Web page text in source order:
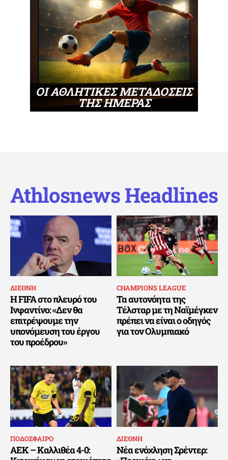
ΟΙ ΑΘΛΗΤΙΚΕΣ ΜΕΤΑΔΟΣΕΙΣ
ΤΗΣ ΗΜΕΡΑΣ
Athlosnews Headlines
ΔΙΕΘΝΗ
Η FIFA στο πλευρό του
Ινφαντίνο: «Δεν θα
επιτρέψουμε την
υπονόμευση του έργου
του προέδρου»
CHAMPIONS LEAGUE
Τα αυτονόητα της
Τέλσταρ με τη Ναϊμέγκεν
πρέπει να είναι ο οδηγός
για τον Ολυμπιακό
ΠΟΔΟΣΦΑΙΡΟ
ΑΕΚ – Καλλιθέα 4-0:
ΔΙΕΘΝΗ
Νέα ενόχληση Σρέντερ: